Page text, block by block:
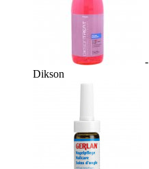
Dikson